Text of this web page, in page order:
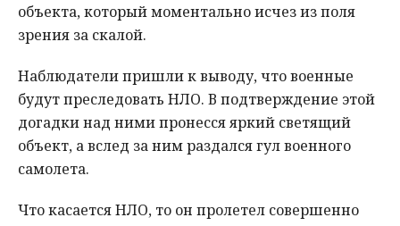
объекта, который моментально исчез из поля
зрения за скалой.
Наблюдатели пришли к выводу, что военные
будут преследовать НЛО. В подтверждение этой
догадки над ними пронесся яркий светящий
объект, а вслед за ним раздался гул военного
самолета.
Что касается НЛО, то он пролетел совершенно